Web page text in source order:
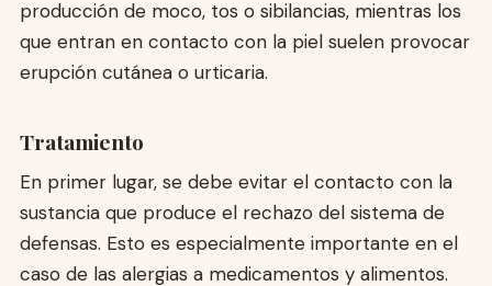
producción de moco, tos o sibilancias, mientras los
que entran en contacto con la piel suelen provocar
erupción cutánea o urticaria.
Tratamiento
En primer lugar, se debe evitar el contacto con la
sustancia que produce el rechazo del sistema de
defensas. Esto es especialmente importante en el
caso de las alergias a medicamentos y alimentos.